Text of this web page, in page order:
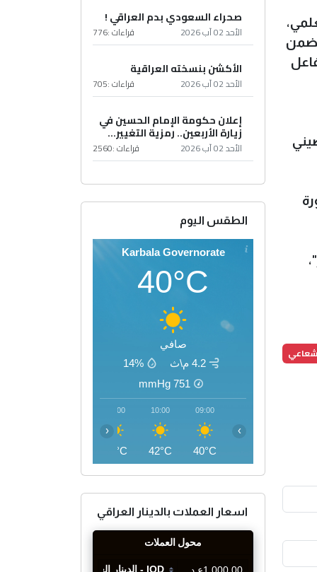
صحراء السعودي بدم العراقي !
الأحد 02 آب 2026 قراءات :776
الأكشن بنسخته العراقية
الأحد 02 آب 2026 قراءات :705
إعلان حكومة الإمام الحسين في
زيارة الأربعين.. رمزية التغيير...
الأحد 02 آب 2026 قراءات :2560
الطقس اليوم
Karbala Governorate
40°C
صافي
4.2 م\ث
14%
751
mmHg
09:00
40°C
10:00
42°C
11:00
44°C
‹ ›
اسعار العملات بالدينار العراقي